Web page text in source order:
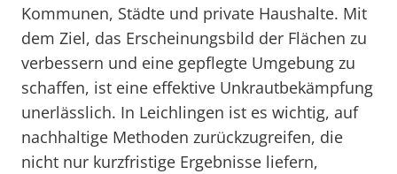
Kommunen, Städte und private Haushalte. Mit
dem Ziel, das Erscheinungsbild der Flächen zu
verbessern und eine gepflegte Umgebung zu
schaffen, ist eine effektive Unkrautbekämpfung
unerlässlich. In Leichlingen ist es wichtig, auf
nachhaltige Methoden zurückzugreifen, die
nicht nur kurzfristige Ergebnisse liefern,